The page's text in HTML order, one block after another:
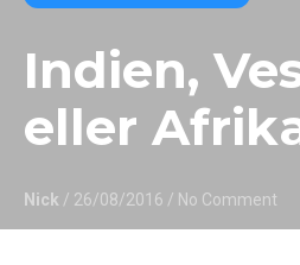
Indien,
eller
Nick / 26/08/2016 / No Comment